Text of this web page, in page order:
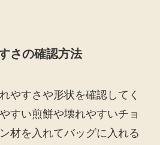
さの確認方法
やすさや形状を確認してく
すい煎餅や壊れやすいチョ
材を入れてバッグに入れる